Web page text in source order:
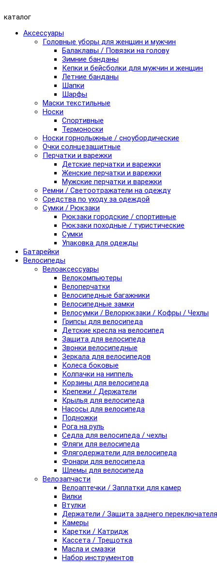
каталог
Аксессуары
Головные уборы для женщин и мужчин
Балаклавы / Повязки на голову
Зимние банданы
Кепки и бейсболки для мужчин и женщин
Летние банданы
Шапки
Шарфы
Маски текстильные
Носки
Спортивные
Термоноски
Носки горнолыжные / сноубордические
Очки солнцезащитные
Перчатки и варежки
Детские перчатки и варежки
Женские перчатки и варежки
Мужские перчатки и варежки
Ремни / Светоотражатели на одежду
Средства по уходу за одеждой
Сумки / Рюкзаки
Рюкзаки городские / спортивные
Рюкзаки походные / туристические
Сумки
Упаковка для одежды
Батарейки
Велосипеды
Велоаксессуары
Велокомпьютеры
Велоперчатки
Велосипедные багажники
Велосипедные замки
Велосумки / Велорюкзаки / Кофры / Чехлы
Грипсы для велосипеда
Детские кресла на велосипед
Защита для велосипеда
Звонки велосипедные
Зеркала для велосипедов
Колеса боковые
Колпачки на ниппель
Корзины для велосипеда
Крепежи / Держатели
Крылья для велосипеда
Насосы для велосипеда
Подножки
Рога на руль
Седла для велосипеда / чехлы
Фляги для велосипеда
Флягодержатели для велосипеда
Фонари для велосипеда
Шлемы для велосипеда
Велозапчасти
Велоаптечки / Заплатки для камер
Вилки
Втулки
Держатели / Защита заднего переключателя
Камеры
Каретки / Катридж
Кассета / Трещотка
Масла и смазки
Набор инструментов